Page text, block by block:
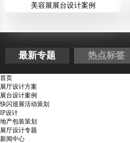
美容展展台设计案例
最新专题 热点标签
首页
展厅设计方案
展台设计案例
快闪巡展活动策划
IP设计
地产包装策划
展厅设计专题
新闻中心